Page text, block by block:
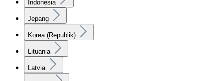
Indonesia
Jepang
Korea (Republik)
Lituania
Latvia